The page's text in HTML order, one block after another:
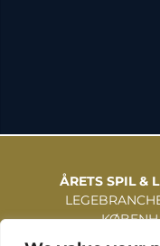
ÅRETS SPIL &
31 |